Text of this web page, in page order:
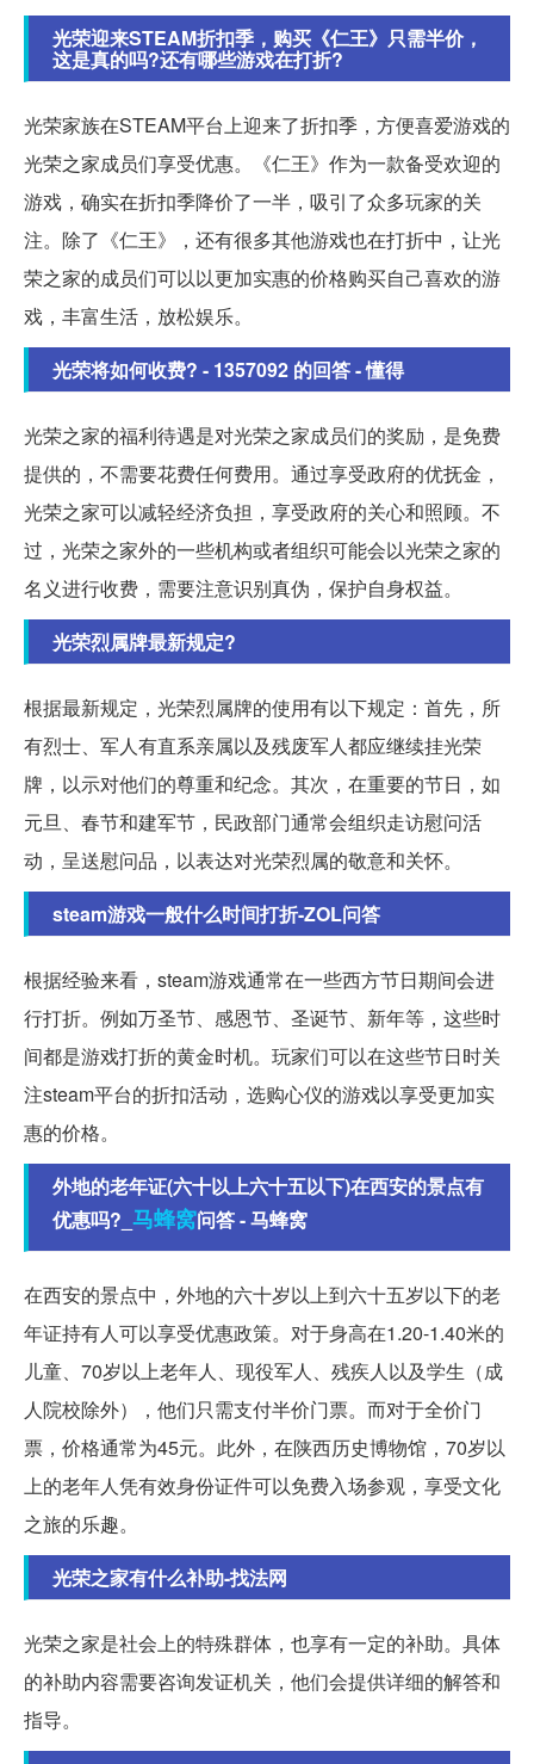
光荣迎来STEAM折扣季，购买《仁王》只需半价，
这是真的吗?还有哪些游戏在打折?
光荣家族在STEAM平台上迎来了折扣季，方便喜爱游戏的
光荣之家成员们享受优惠。《仁王》作为一款备受欢迎的
游戏，确实在折扣季降价了一半，吸引了众多玩家的关
注。除了《仁王》，还有很多其他游戏也在打折中，让光
荣之家的成员们可以以更加实惠的价格购买自己喜欢的游
戏，丰富生活，放松娱乐。
光荣将如何收费? - 1357092 的回答 - 懂得
光荣之家的福利待遇是对光荣之家成员们的奖励，是免费
提供的，不需要花费任何费用。通过享受政府的优抚金，
光荣之家可以减轻经济负担，享受政府的关心和照顾。不
过，光荣之家外的一些机构或者组织可能会以光荣之家的
名义进行收费，需要注意识别真伪，保护自身权益。
光荣烈属牌最新规定?
根据最新规定，光荣烈属牌的使用有以下规定：首先，所
有烈士、军人有直系亲属以及残废军人都应继续挂光荣
牌，以示对他们的尊重和纪念。其次，在重要的节日，如
元旦、春节和建军节，民政部门通常会组织走访慰问活
动，呈送慰问品，以表达对光荣烈属的敬意和关怀。
steam游戏一般什么时间打折-ZOL问答
根据经验来看，steam游戏通常在一些西方节日期间会进
行打折。例如万圣节、感恩节、圣诞节、新年等，这些时
间都是游戏打折的黄金时机。玩家们可以在这些节日时关
注steam平台的折扣活动，选购心仪的游戏以享受更加实
惠的价格。
外地的老年证(六十以上六十五以下)在西安的景点有
优惠吗?_ 马蜂窝问答 - 马蜂窝
在西安的景点中，外地的六十岁以上到六十五岁以下的老
年证持有人可以享受优惠政策。对于身高在1.20-1.40米的
儿童、70岁以上老年人、现役军人、残疾人以及学生（成
人院校除外），他们只需支付半价门票。而对于全价门
票，价格通常为45元。此外，在陕西历史博物馆，70岁以
上的老年人凭有效身份证件可以免费入场参观，享受文化
之旅的乐趣。
光荣之家有什么补助-找法网
光荣之家是社会上的特殊群体，也享有一定的补助。具体
的补助内容需要咨询发证机关，他们会提供详细的解答和
指导。